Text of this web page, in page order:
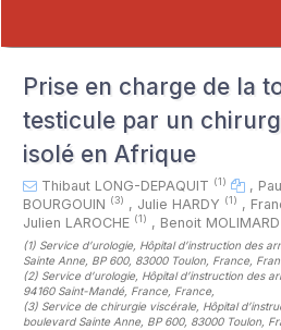
Prise en charge de la
testicule par un
isolé en Afrique
Thibaut LONG-DEPAQUIT (1) ,
BOURGOUIN (3) , Julie HARDY (1) ,
Julien LAROCHE (1) , Benoit MOLIMARD
(1) Service d’urologie, Hôpital d’instruction des
Sainte Anne, BP 600, 83000 Toulon, France,
(2) Service d’urologie, Hôpital d’instruction des
94160 Saint-Mandé, France, France,
(3) Service de chirurgie viscérale, Hôpital
boulevard Sainte Anne, BP 600, 83000 Toulon,